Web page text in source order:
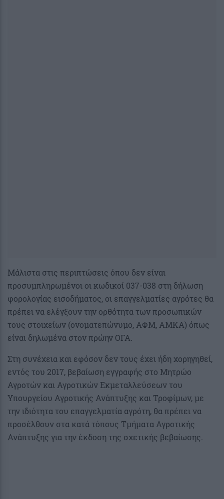
Μάλιστα στις περιπτώσεις όπου δεν είναι
προσυμπληρωμένοι οι κωδικοί 037-038 στη δήλωση
φορολογίας εισοδήματος, οι επαγγελματίες αγρότες θα
πρέπει να ελέγξουν την ορθότητα των προσωπικών
τους στοιχείων (ονοματεπώνυμο, ΑΦΜ, ΑΜΚΑ) όπως
είναι δηλωμένα στον πρώην ΟΓΑ.
Στη συνέχεια και εφόσον δεν τους έχει ήδη χορηγηθεί,
εντός του 2017, βεβαίωση εγγραφής στο Μητρώο
Αγροτών και Αγροτικών Εκμεταλλεύσεων του
Υπουργείου Αγροτικής Ανάπτυξης και Τροφίμων, με
την ιδιότητα του επαγγελματία αγρότη, θα πρέπει να
προσέλθουν στα κατά τόπους Τμήματα Αγροτικής
Ανάπτυξης για την έκδοση της σχετικής βεβαίωσης.